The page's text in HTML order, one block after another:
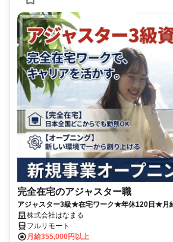
完全在宅のアジャスター職
アジャスター3級★在宅ワーク★年休120日★月
株式会社はなまる
フルリモート
月給355,000円以上